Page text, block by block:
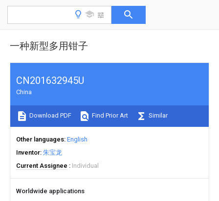
一种新型多用钳子
CN201632945U
China
Download PDF Find Prior Art Similar
Other languages English
Inventor 朱宝龙
Current Assignee
Individual
Worldwide applications